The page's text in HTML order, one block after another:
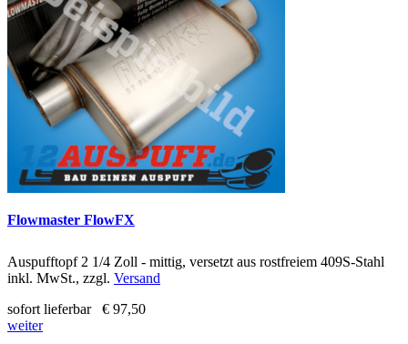
Flowmaster FlowFX
Auspufftopf 2 1/4 Zoll - mittig, versetzt aus rostfreiem 409S-Stahl
inkl. MwSt., zzgl. Versand
sofort lieferbar
€ 97,50
weiter